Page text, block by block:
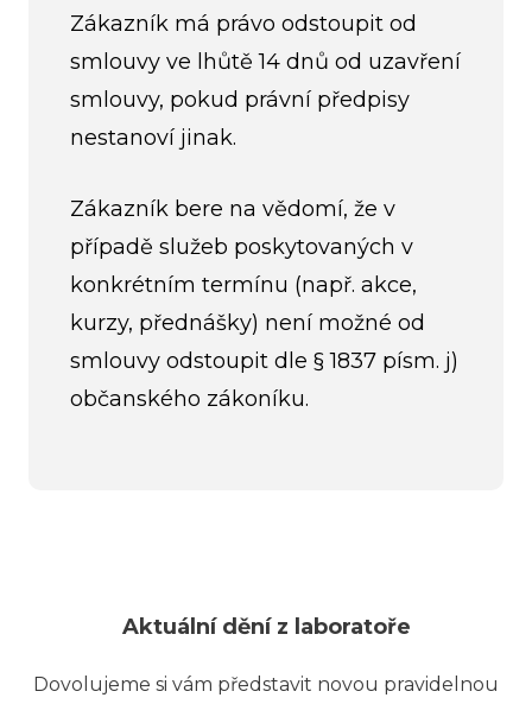
Zákazník má právo odstoupit od
smlouvy ve lhůtě 14 dnů od uzavření
smlouvy, pokud právní předpisy
nestanoví jinak.
Zákazník bere na vědomí, že v
případě služeb poskytovaných v
konkrétním termínu (např. akce,
kurzy, přednášky) není možné od
smlouvy odstoupit dle § 1837 písm. j)
občanského zákoníku.
Aktuální dění z laboratoře
Dovolujeme si vám představit novou pravidelnou